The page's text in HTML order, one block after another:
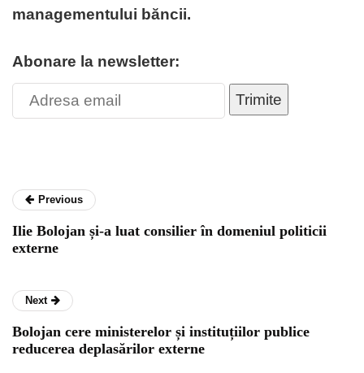
managementului băncii.
Abonare la newsletter:
Trimite
Previous
Ilie Bolojan și-a luat consilier în domeniul politicii
externe
Next
Bolojan cere ministerelor și instituțiilor publice
reducerea deplasărilor externe